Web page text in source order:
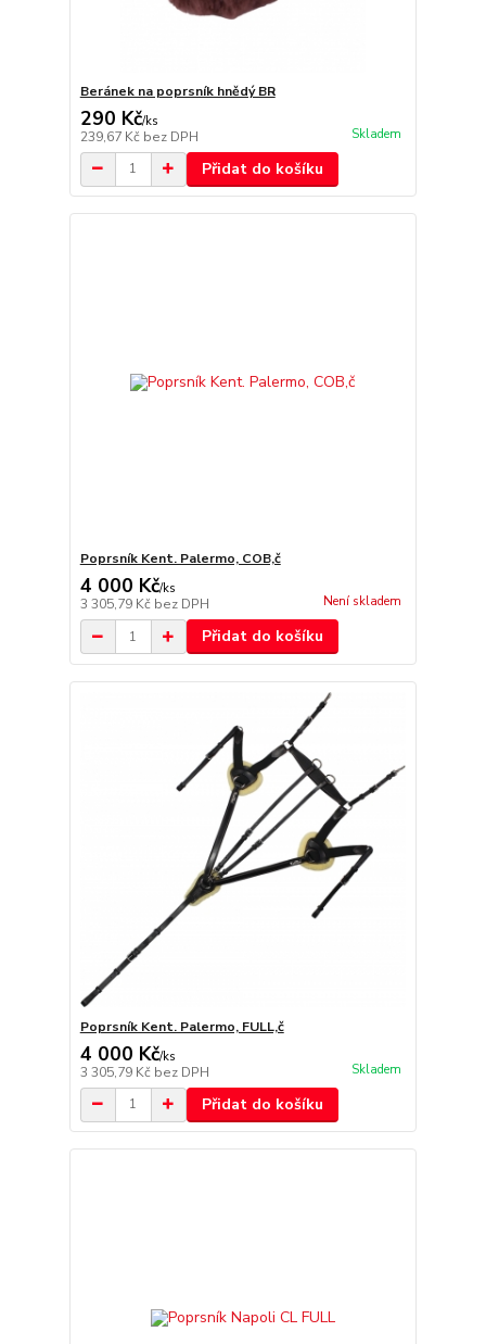
Beránek na poprsník hnědý BR
290 Kč/ks
239,67 Kč bez DPH Skladem
Přidat do košíku
Poprsník Kent. Palermo, COB,č
4 000 Kč/ks
3 305,79 Kč bez DPH Není skladem
Přidat do košíku
Poprsník Kent. Palermo, FULL,č
4 000 Kč/ks
3 305,79 Kč bez DPH Skladem
Přidat do košíku